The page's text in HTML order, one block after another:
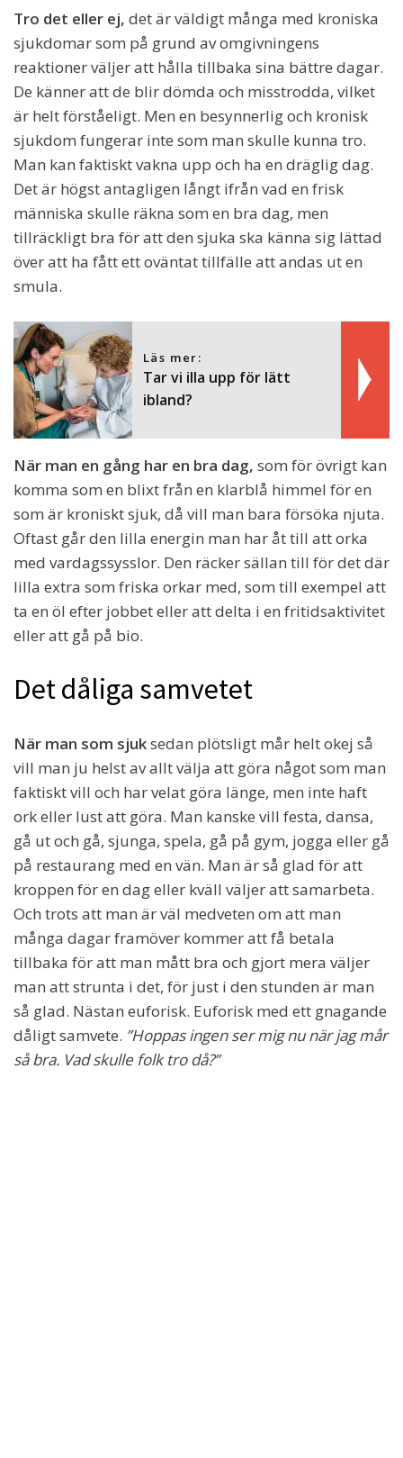
Tro det eller ej, det är väldigt många med kroniska
sjukdomar som på grund av omgivningens
reaktioner väljer att hålla tillbaka sina bättre dagar.
De känner att de blir dömda och misstrodda, vilket
är helt förståeligt. Men en besynnerlig och kronisk
sjukdom fungerar inte som man skulle kunna tro.
Man kan faktiskt vakna upp och ha en dräglig dag.
Det är högst antagligen långt ifrån vad en frisk
människa skulle räkna som en bra dag, men
tillräckligt bra för att den sjuka ska känna sig lättad
över att ha fått ett oväntat tillfälle att andas ut en
smula.
Läs mer:
Tar vi illa upp för lätt
ibland?
När man en gång har en bra dag, som för övrigt kan
komma som en blixt från en klarblå himmel för en
som är kroniskt sjuk, då vill man bara försöka njuta.
Oftast går den lilla energin man har åt till att orka
med vardagssysslor. Den räcker sällan till för det där
lilla extra som friska orkar med, som till exempel att
ta en öl efter jobbet eller att delta i en fritidsaktivitet
eller att gå på bio.
Det dåliga samvetet
När man som sjuksedan plötsligt mår helt okej så
vill man ju helst av allt välja att göra något som man
faktiskt vill och har velat göra länge, men inte haft
ork eller lust att göra. Man kanske vill festa, dansa,
gå ut och gå, sjunga, spela, gå på gym, jogga eller gå
på restaurang med en vän. Man är så glad för att
kroppen för en dag eller kväll väljer att samarbeta.
Och trots att man är väl medveten om att man
många dagar framöver kommer att få betala
tillbaka för att man mått bra och gjort mera väljer
man att strunta i det, för just i den stunden är man
så glad. Nästan euforisk. Euforisk med ett gnagande
dåligt samvete. ”Hoppas ingen ser mig nu när jag mår
så bra. Vad skulle folk tro då?”